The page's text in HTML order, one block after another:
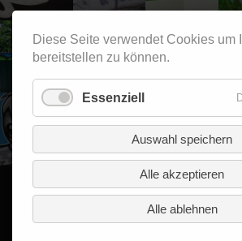
Diese Seite verwendet Cookies um
bereitstellen zu können.
Essenziell
Auswahl speichern
Alle akzeptieren
Alle ablehnen